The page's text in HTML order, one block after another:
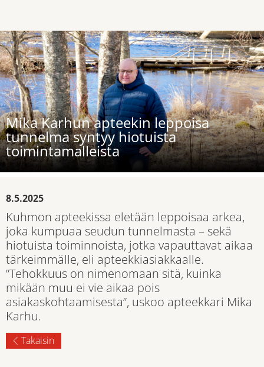
Mika Karhun apteekin leppoisa
tunnelma syntyy hiotuista
toimintamalleista
8.5.2025
Kuhmon apteekissa eletään leppoisaa arkea,
joka kumpuaa seudun tunnelmasta – sekä
hiotuista toiminnoista, jotka vapauttavat aikaa
tärkeimmälle, eli apteekkiasiakkaalle.
”Tehokkuus on nimenomaan sitä, kuinka
mikään muu ei vie aikaa pois
asiakaskohtaamisesta”, uskoo apteekkari Mika
Karhu.
Takaisin